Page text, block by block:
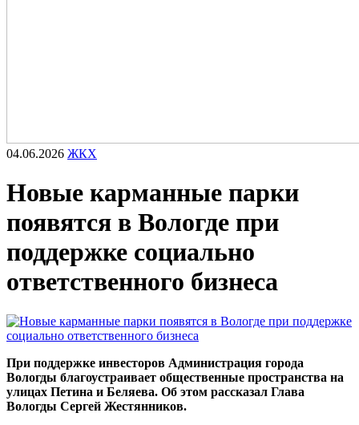
04.06.2026 ЖКХ
Новые карманные парки
появятся в Вологде при
поддержке социально
ответственного бизнеса
При поддержке инвесторов Администрация города
Вологды благоустраивает общественные пространства на
улицах Петина и Беляева. Об этом рассказал Глава
Вологды Сергей Жестянников.